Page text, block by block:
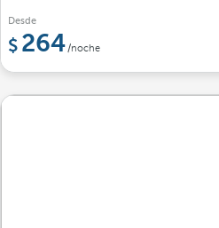
Desde
264/noche